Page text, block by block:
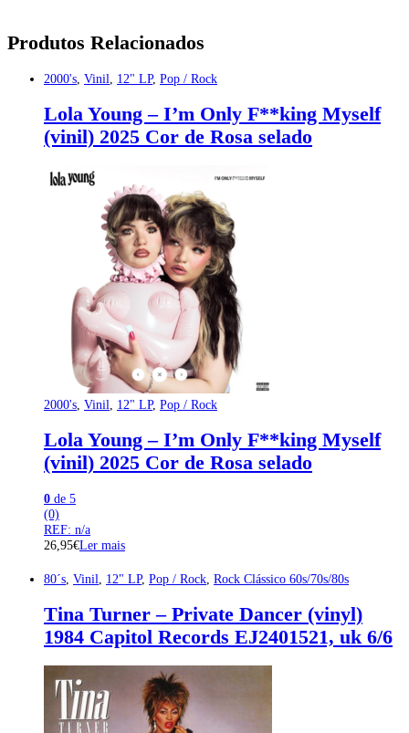
Produtos Relacionados
2000's Vinil 12" LP, Pop / Rock
Lola Young – I’m Only F**king Myself
(vinil) 2025 Cor de Rosa selado
2000's Vinil 12" LP, Pop / Rock
Lola Young – I’m Only F**king Myself
(vinil) 2025 Cor de Rosa selado
0 de 5
(0)
REF: n/a
26,95€Ler mais
80´s Vinil 12" LP, Pop / Rock Rock Clássico 60s/70s/80s
Tina Turner – Private Dancer (vinyl)
1984 Capitol Records EJ2401521, uk 6/6